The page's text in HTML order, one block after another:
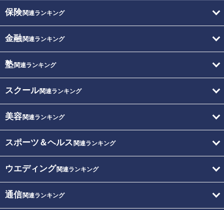
保険関連ランキング
金融関連ランキング
塾関連ランキング
スクール関連ランキング
美容関連ランキング
スポーツ＆ヘルス 関連ランキング
ウエディング関連ランキング
通信関連ランキング